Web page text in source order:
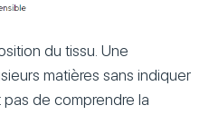
du tissu. Une
matières sans indiquer
de comprendre la